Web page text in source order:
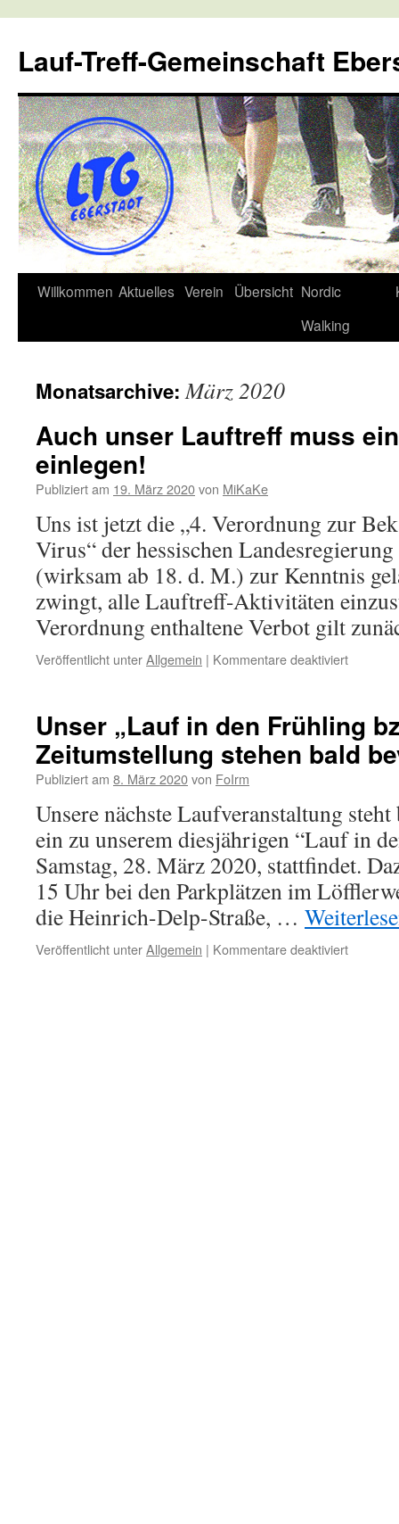
Lauf-Treff-Gemeinschaft
Zum
Willkommen Aktuelles Verein Übersicht Nordic
Walking
Monatsarchive:März 2020
Auch unser Lauftreff muss
einlegen!
Publiziert am 19. März 2020von MiKaKe
Uns ist jetzt die „4. Verordnung zur
Virus“ der hessischen
(wirksam ab 18. d. M.) zur Kenntnis
zwingt, alle Lauftreff-Aktivitäten
Verordnung enthaltene Verbot gilt
Veröffentlicht unterAllgemein | Kommentare deaktiviertfür
muss
eine
Unser „Lauf in den Frühling
Zeitumstellung stehen bald
Publiziert am 8. März 2020von FoIrm
Unsere nächste Laufveranstaltung
ein zu unserem diesjährigen “Lauf in
Samstag, 28. März 2020, stattfindet.
15 Uhr bei den Parkplätzen im
die Heinrich-Delp-Straße, …
Veröffentlicht unterAllgemein | Kommentare deaktiviertfür